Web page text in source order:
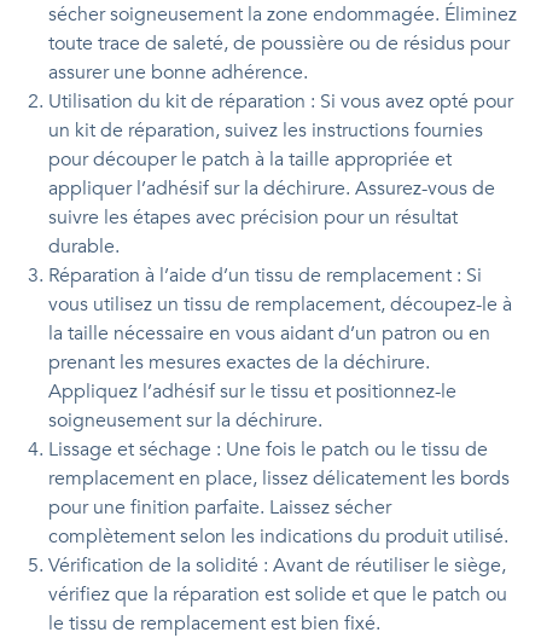
sécher soigneusement la zone endommagée. Éliminez
toute trace de saleté, de poussière ou de résidus pour
assurer une bonne adhérence.
Utilisation du kit de réparation : Si vous avez opté pour
un kit de réparation, suivez les instructions fournies
pour découper le patch à la taille appropriée et
appliquer l’adhésif sur la déchirure. Assurez-vous de
suivre les étapes avec précision pour un résultat
durable.
Réparation à l’aide d’un tissu de remplacement : Si
vous utilisez un tissu de remplacement, découpez-le à
la taille nécessaire en vous aidant d’un patron ou en
prenant les mesures exactes de la déchirure.
Appliquez l’adhésif sur le tissu et positionnez-le
soigneusement sur la déchirure.
Lissage et séchage : Une fois le patch ou le tissu de
remplacement en place, lissez délicatement les bords
pour une finition parfaite. Laissez sécher
complètement selon les indications du produit utilisé.
Vérification de la solidité : Avant de réutiliser le siège,
vérifiez que la réparation est solide et que le patch ou
le tissu de remplacement est bien fixé.